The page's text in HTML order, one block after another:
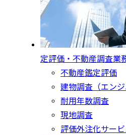
定評価・不動産調査業
不動産鑑定評価
建物調査（エンジ
耐用年数調査
現地調査
評価外注化サー